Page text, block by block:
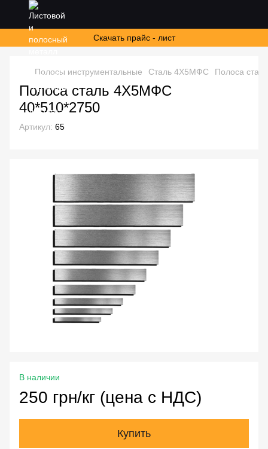
Скачать прайс - лист
Полосы инструментальные Сталь 4Х5МФС Полоса
Полоса сталь 4Х5МФС
40*510*2750
Артикул: 65
В наличии
250 грн/кг (цена с НДС)
Купить